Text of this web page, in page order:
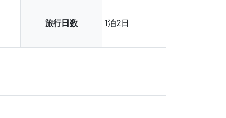
旅行日数 1泊2日